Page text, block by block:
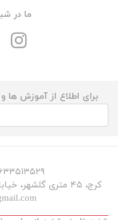
ما در
برای اطلاع از آموزش ها
۰۲۶۳۳۵۱۳۵۲۹ -
کرج، ۴۵ متری گلشهر، خیابان کوکب شرقی، عکس و فیلم مکث